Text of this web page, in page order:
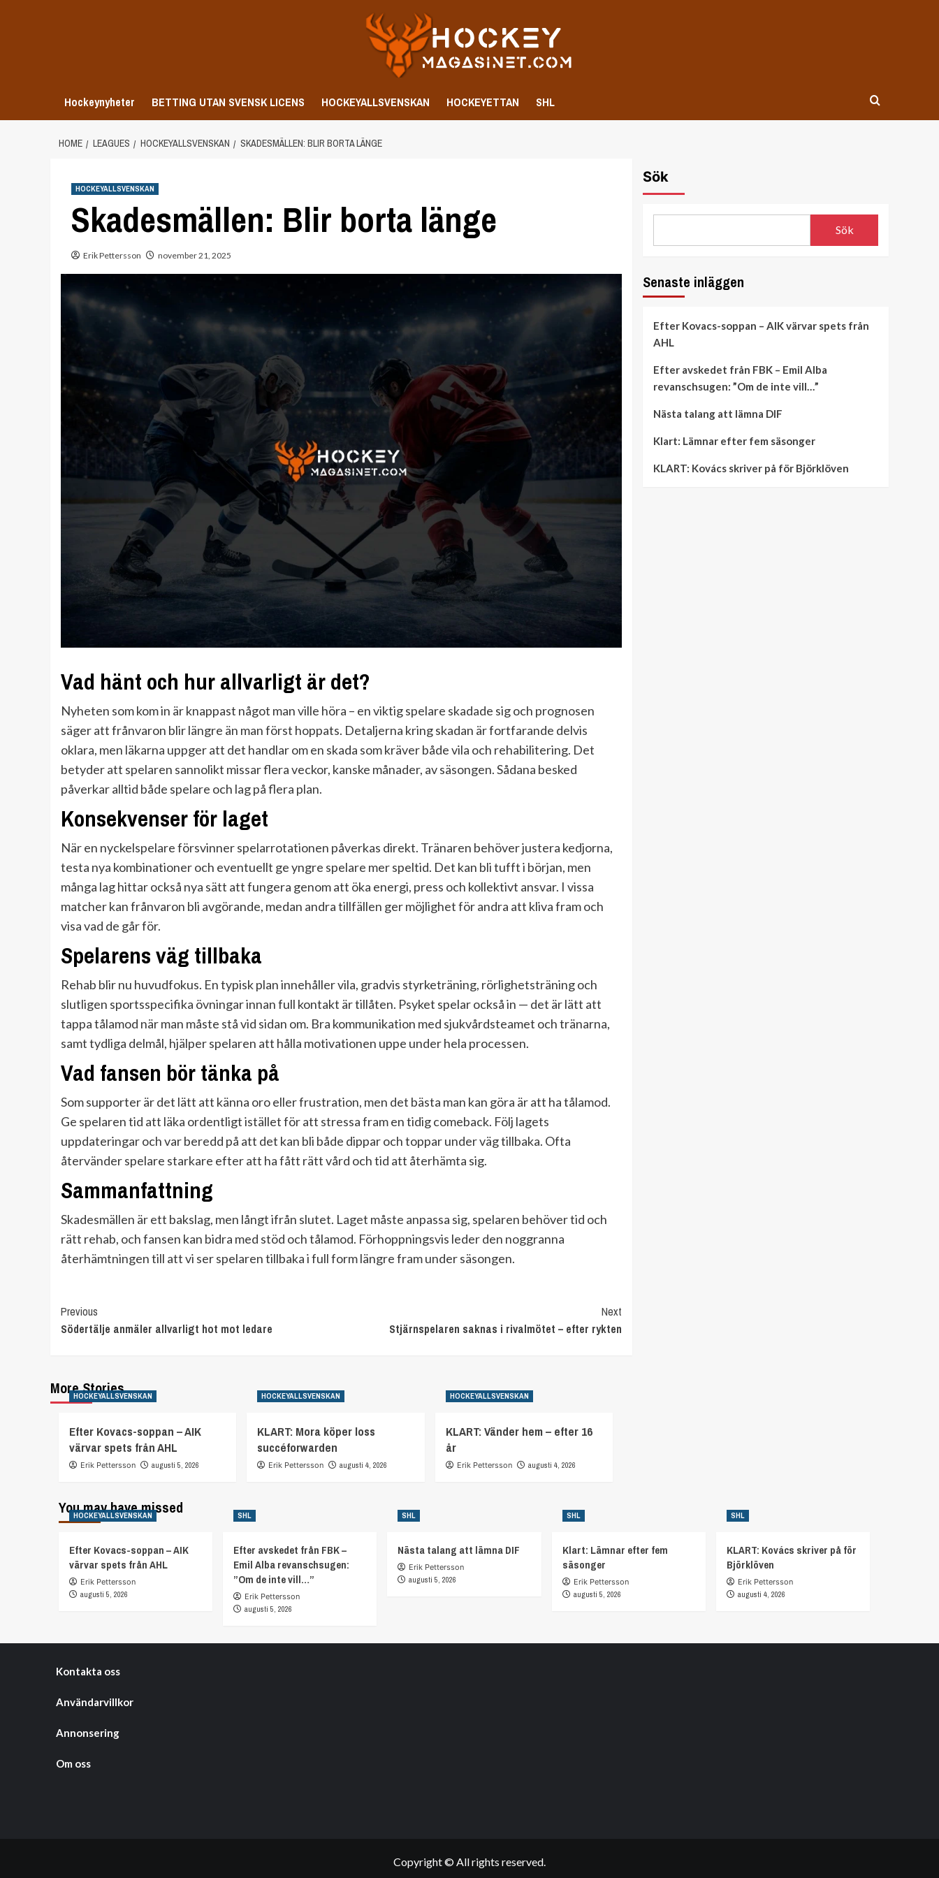
Hockeynyheter BETTING UTAN SVENSK LICENS HOCKEYALLSVENSKAN HOCKEYETTAN SHL
HOME LEAGUES HOCKEYALLSVENSKAN SKADESMÄLLEN: BLIR BORTA LÄNGE
HOCKEYALLSVENSKAN
Skadesmällen: Blir borta länge
Erik Pettersson november 21, 2025
Vad hänt och hur allvarligt är det?
Nyheten som kom in är knappast något man ville höra – en viktig spelare skadade sig och prognosen
säger att frånvaron blir längre än man först hoppats. Detaljerna kring skadan är fortfarande delvis
oklara, men läkarna uppger att det handlar om en skada som kräver både vila och rehabilitering. Det
betyder att spelaren sannolikt missar flera veckor, kanske månader, av säsongen. Sådana besked
påverkar alltid både spelare och lag på flera plan.
Konsekvenser för laget
När en nyckelspelare försvinner spelarrotationen påverkas direkt. Tränaren behöver justera kedjorna,
testa nya kombinationer och eventuellt ge yngre spelare mer speltid. Det kan bli tufft i början, men
många lag hittar också nya sätt att fungera genom att öka energi, press och kollektivt ansvar. I vissa
matcher kan frånvaron bli avgörande, medan andra tillfällen ger möjlighet för andra att kliva fram och
visa vad de går för.
Spelarens väg tillbaka
Rehab blir nu huvudfokus. En typisk plan innehåller vila, gradvis styrketräning, rörlighetsträning och
slutligen sportsspecifika övningar innan full kontakt är tillåten. Psyket spelar också in — det är lätt att
tappa tålamod när man måste stå vid sidan om. Bra kommunikation med sjukvårdsteamet och tränarna,
samt tydliga delmål, hjälper spelaren att hålla motivationen uppe under hela processen.
Vad fansen bör tänka på
Som supporter är det lätt att känna oro eller frustration, men det bästa man kan göra är att ha tålamod.
Ge spelaren tid att läka ordentligt istället för att stressa fram en tidig comeback. Följ lagets
uppdateringar och var beredd på att det kan bli både dippar och toppar under väg tillbaka. Ofta
återvänder spelare starkare efter att ha fått rätt vård och tid att återhämta sig.
Sammanfattning
Skadesmällen är ett bakslag, men långt ifrån slutet. Laget måste anpassa sig, spelaren behöver tid och
rätt rehab, och fansen kan bidra med stöd och tålamod. Förhoppningsvis leder den noggranna
återhämtningen till att vi ser spelaren tillbaka i full form längre fram under säsongen.
Continue
Reading
Previous
Södertälje anmäler allvarligt hot mot ledare
Next
Stjärnspelaren saknas i rivalmötet – efter rykten
More Stories
HOCKEYALLSVENSKAN
Efter Kovacs-soppan – AIK
värvar spets från AHL
Erik Pettersson augusti 5, 2026
HOCKEYALLSVENSKAN
KLART: Mora köper loss
succéforwarden
Erik Pettersson augusti 4, 2026
HOCKEYALLSVENSKAN
KLART: Vänder hem – efter 16
år
Erik Pettersson augusti 4, 2026
Sök
Sök
Senaste inläggen
Efter Kovacs-soppan – AIK värvar spets från
AHL
Efter avskedet från FBK – Emil Alba
revanschsugen: ”Om de inte vill…”
Nästa talang att lämna DIF
Klart: Lämnar efter fem säsonger
KLART: Kovács skriver på för Björklöven
You may have missed
HOCKEYALLSVENSKAN
Efter Kovacs-soppan – AIK
värvar spets från AHL
Erik Pettersson
augusti 5, 2026
SHL
Efter avskedet från FBK –
Emil Alba revanschsugen:
”Om de inte vill…”
Erik Pettersson
augusti 5, 2026
SHL
Nästa talang att lämna DIF
Erik Pettersson
augusti 5, 2026
SHL
Klart: Lämnar efter fem
säsonger
Erik Pettersson
augusti 5, 2026
SHL
KLART: Kovács skriver på för
Björklöven
Erik Pettersson
augusti 4, 2026
Kontakta oss
Användarvillkor
Annonsering
Om oss
Copyright © All rights reserved.